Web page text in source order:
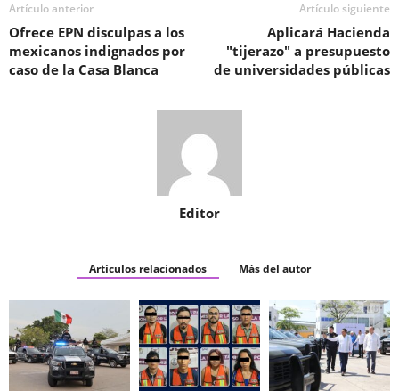
Artículo anterior
Ofrece EPN disculpas a los
mexicanos indignados por
caso de la Casa Blanca
Artículo siguiente
Aplicará Hacienda
"tijerazo" a presupuesto
de universidades públicas
Editor
Artículos relacionados Más del autor